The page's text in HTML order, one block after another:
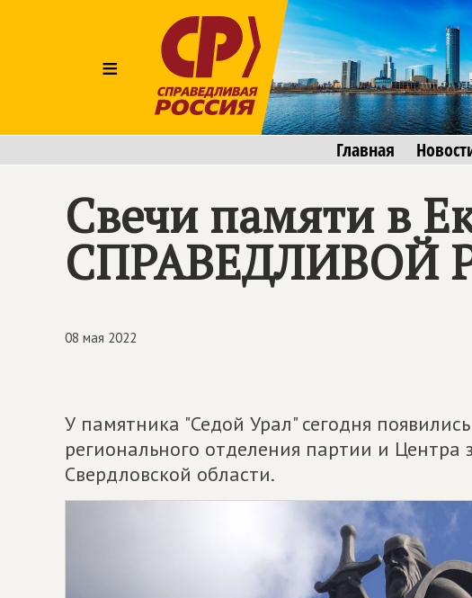
≡
Главная
Свечи памяти в
СПРАВЕДЛИВОЙ
08 мая 2022
У памятника "Седой Урал" сегодня
регионального отделения партии и
Свердловской области.